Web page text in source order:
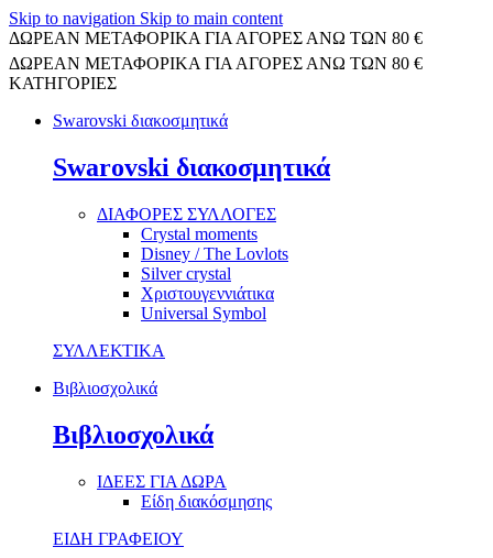
Skip to navigation Skip to main content
ΔΩΡΕΑΝ ΜΕΤΑΦΟΡΙΚΑ ΓΙΑ ΑΓΟΡΕΣ ΑΝΩ ΤΩΝ 80 €
ΔΩΡΕΑΝ ΜΕΤΑΦΟΡΙΚΑ ΓΙΑ ΑΓΟΡΕΣ ΑΝΩ ΤΩΝ 80 €
ΚΑΤΗΓΟΡΙΕΣ
Swarovski διακοσμητικά
Swarovski διακοσμητικά
ΔΙΑΦΟΡΕΣ ΣΥΛΛΟΓΕΣ
Crystal moments
Disney / The Lovlots
Silver crystal
Χριστουγεννιάτικα
Universal Symbol
ΣΥΛΛΕΚΤΙΚΑ
Βιβλιοσχολικά
Βιβλιοσχολικά
ΙΔΕΕΣ ΓΙΑ ΔΩΡΑ
Είδη διακόσμησης
ΕΙΔΗ ΓΡΑΦΕΙΟΥ